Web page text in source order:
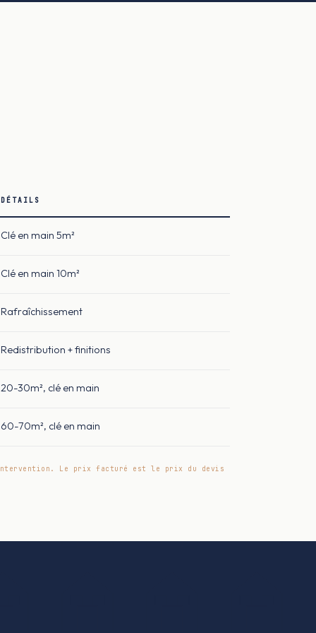
DÉTAILS
Clé en main 5m²
Clé en main 10m²
Rafraîchissement
Redistribution + finitions
20-30m², clé en main
60-70m², clé en main
Le prix facturé est le prix du devis